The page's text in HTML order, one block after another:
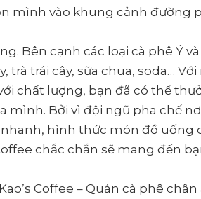
mình vào khung cảnh đường
Bên cạnh các loại cà phê Ý
trái cây, sữa chua, soda…
chất lượng, bạn đã có thể
mình. Bởi vì đội ngũ pha chế
hình thức món đồ uống
chắc chắn sẽ mang đến
Coffee – Quán cà phê